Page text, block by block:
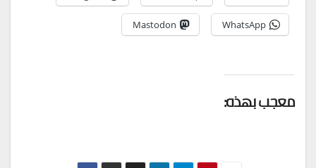
WhatsApp
Mastodon
معجب بهذه: